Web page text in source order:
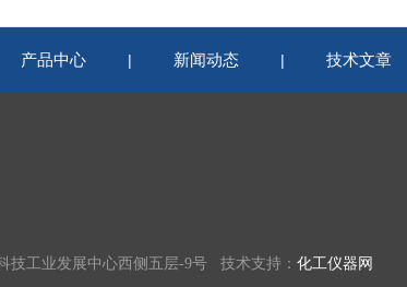
产品中心 | 新闻动态 | 技术文章
技工业发展中心西侧五层-9号 技术支持： 化工仪器网